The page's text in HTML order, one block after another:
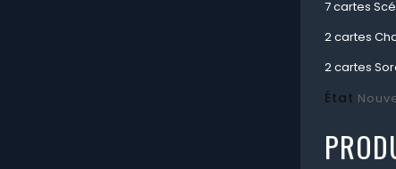
7 cartes
2 cartes
2 cartes
État